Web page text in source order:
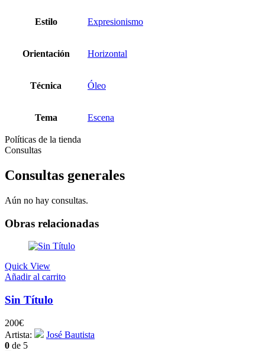
Estilo Expresionismo
Orientación Horizontal
Técnica Óleo
Tema Escena
Políticas de la tienda
Consultas
Consultas generales
Aún no hay consultas.
Obras relacionadas
Quick View
Añadir al carrito
Sin Título
200€
Artista:
José Bautista
0 de 5